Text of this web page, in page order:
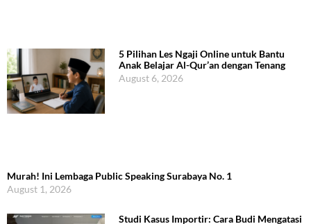
5 Pilihan Les Ngaji Online untuk Bantu
Anak Belajar Al-Qur’an dengan Tenang
August 6, 2026
Murah! Ini Lembaga Public Speaking Surabaya No. 1
August 1, 2026
Studi Kasus Importir: Cara Budi Mengatasi